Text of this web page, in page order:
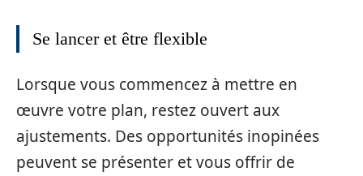
Se lancer et être flexible
Lorsque vous commencez à mettre en
œuvre votre plan, restez ouvert aux
ajustements. Des opportunités inopinées
peuvent se présenter et vous offrir de